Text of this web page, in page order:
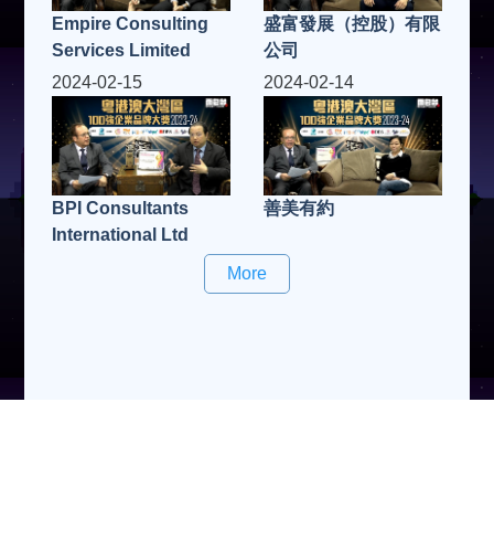
Empire Consulting
Services Limited
盛富發展（控股）有限
公司
2024-02-15
BPI Consultants
International Ltd
2024-02-14
善美有約
More